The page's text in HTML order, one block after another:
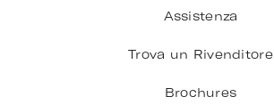
Assistenza
Trova un Rivenditore
Brochures